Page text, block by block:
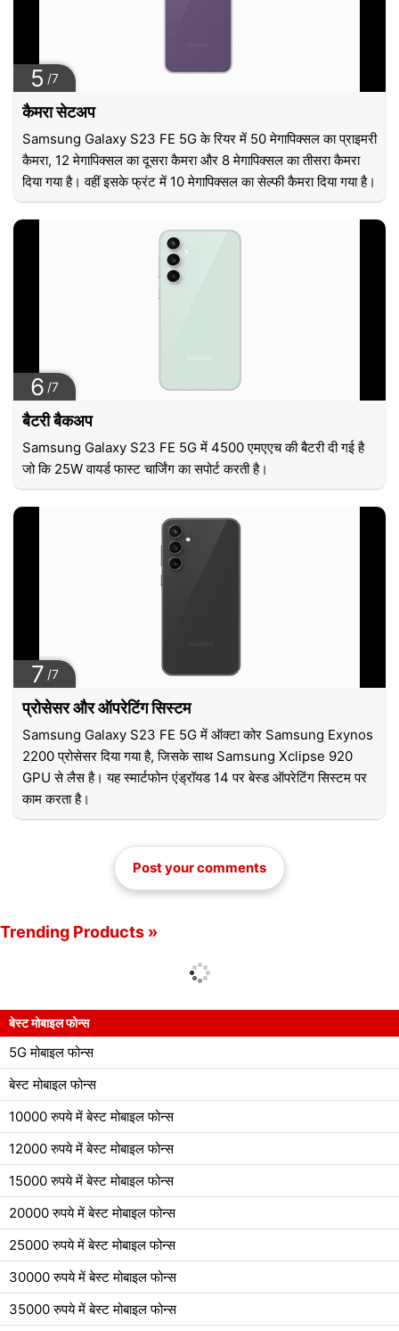
5 /7
कैमरा सेटअप
Samsung Galaxy S23 FE 5G के रियर में 50 मेगापिक्सल का प्राइमरी
कैमरा, 12 मेगापिक्सल का दूसरा कैमरा और 8 मेगापिक्सल का तीसरा कैमरा
दिया गया है। वहीं इसके फ्रंट में 10 मेगापिक्सल का सेल्फी कैमरा दिया गया है।
6 /7
बैटरी बैकअप
Samsung Galaxy S23 FE 5G में 4500 एमएएच की बैटरी दी गई है
जो कि 25W वायर्ड फास्ट चार्जिंग का सपोर्ट करती है।
7 /7
प्रोसेसर और ऑपरेटिंग सिस्टम
Samsung Galaxy S23 FE 5G में ऑक्टा कोर Samsung Exynos
2200 प्रोसेसर दिया गया है, जिसके साथ Samsung Xclipse 920
GPU से लैस है। यह स्मार्टफोन एंड्रॉयड 14 पर बेस्ड ऑपरेटिंग सिस्टम पर
काम करता है।
Post your comments
Trending Products »
बेस्ट मोबाइल फोन्स
5G मोबाइल फोन्स
बेस्ट मोबाइल फोन्स
10000 रुपये में बेस्ट मोबाइल फोन्स
12000 रुपये में बेस्ट मोबाइल फोन्स
15000 रुपये में बेस्ट मोबाइल फोन्स
20000 रुपये में बेस्ट मोबाइल फोन्स
25000 रुपये में बेस्ट मोबाइल फोन्स
30000 रुपये में बेस्ट मोबाइल फोन्स
35000 रुपये में बेस्ट मोबाइल फोन्स